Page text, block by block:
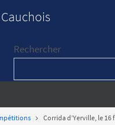
Rechercher
Corrida d’Yerville, le 16